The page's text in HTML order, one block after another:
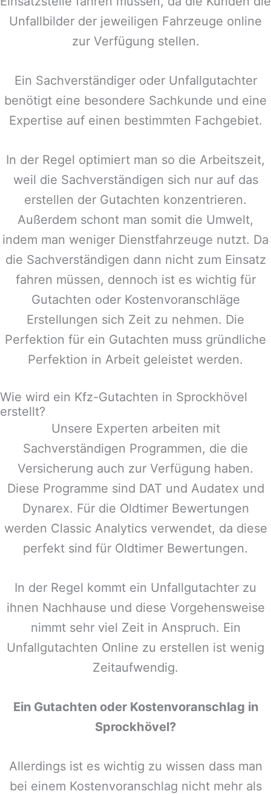
Unfallbilder der jeweiligen Fahrzeuge online
zur Verfügung stellen.
Ein Sachverständiger oder Unfallgutachter
benötigt eine besondere Sachkunde und eine
Expertise auf einen bestimmten Fachgebiet.
In der Regel optimiert man so die Arbeitszeit,
weil die Sachverständigen sich nur auf das
erstellen der Gutachten konzentrieren.
Außerdem schont man somit die Umwelt,
indem man weniger Dienstfahrzeuge nutzt. Da
die Sachverständigen dann nicht zum Einsatz
fahren müssen, dennoch ist es wichtig für
Gutachten oder Kostenvoranschläge
Erstellungen sich Zeit zu nehmen. Die
Perfektion für ein Gutachten muss gründliche
Perfektion in Arbeit geleistet werden.
Wie wird ein Kfz-Gutachten in Sprockhövel
erstellt?
Unsere Experten arbeiten mit
Sachverständigen Programmen, die die
Versicherung auch zur Verfügung haben.
Diese Programme sind DAT und Audatex und
Dynarex. Für die Oldtimer Bewertungen
werden Classic Analytics verwendet, da diese
perfekt sind für Oldtimer Bewertungen.
In der Regel kommt ein Unfallgutachter zu
ihnen Nachhause und diese Vorgehensweise
nimmt sehr viel Zeit in Anspruch. Ein
Unfallgutachten Online zu erstellen ist wenig
Zeitaufwendig.
Ein Gutachten oder Kostenvoranschlag in
Sprockhövel?
Allerdings ist es wichtig zu wissen dass man
bei einem Kostenvoranschlag nicht mehr als